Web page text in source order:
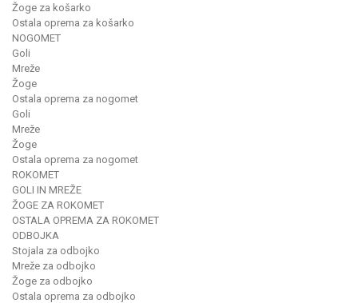
Žoge za košarko
Ostala oprema za košarko
NOGOMET
Goli
Mreže
Žoge
Ostala oprema za nogomet
Goli
Mreže
Žoge
Ostala oprema za nogomet
ROKOMET
GOLI IN MREŽE
ŽOGE ZA ROKOMET
OSTALA OPREMA ZA ROKOMET
ODBOJKA
Stojala za odbojko
Mreže za odbojko
Žoge za odbojko
Ostala oprema za odbojko